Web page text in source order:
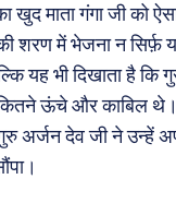
खुद माता गंगा जी को
शरण में भेजना न सिर्फ़
यह भी दिखाता है
ऊंचे और काबिल
अर्जन देव जी ने उन्हें